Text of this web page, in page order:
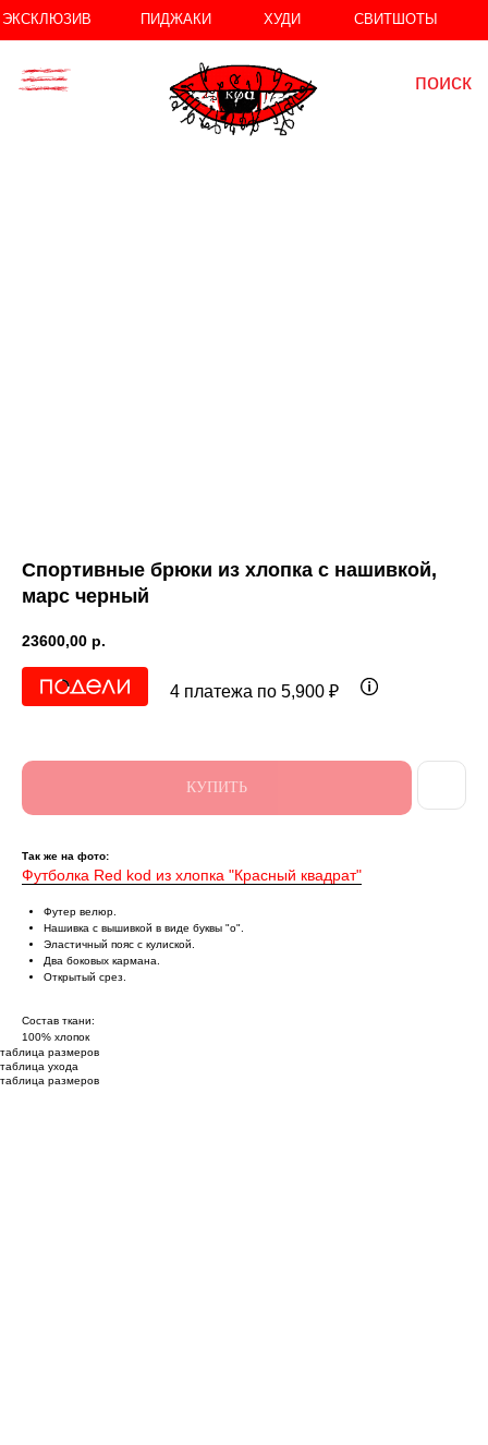
////
ЭКСКЛЮЗИВ ПИДЖАКИ ХУДИ СВИТШОТЫ
Спортивные брюки из хлопка с нашивкой,
марс черный
23600,00 р.
4 платежа по 5,900 ₽
КУПИТЬ
Так же на фото:
Футболка Red kоd из хлопка "Красный квадрат"
Футер велюр.
Нашивка с вышивкой в виде буквы "о".
Эластичный пояс с кулиской.
Два боковых кармана.
Открытый срез.
Состав ткани:
100% хлопок
таблица размеров
таблица ухода
таблица размеров